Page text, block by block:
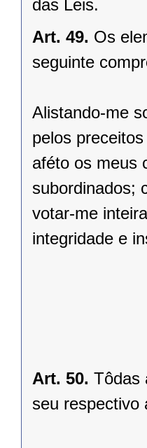
das Leis.
Art. 49. Os
seguinte
Alistando-me
pelos
aféto os meus
subordinados;
votar-me
integridade e
Art. 50. Tôdas
seu respectivo